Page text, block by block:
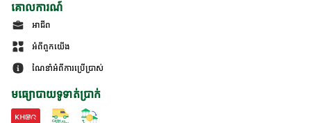
គោលការណ៍
អាជីព
អំពីពួកយើង
ណែនាំអំពីការប្រើប្រាស់
មធ្យោបាយទូទាត់ប្រាក់